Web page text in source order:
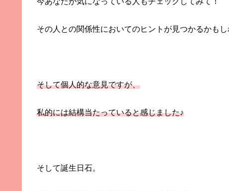
その人との関係性においてのヒントが見つかるかもし
そして個人的な意見ですが、
私的には結構当たっていると感じました♪
そして誕生日石。